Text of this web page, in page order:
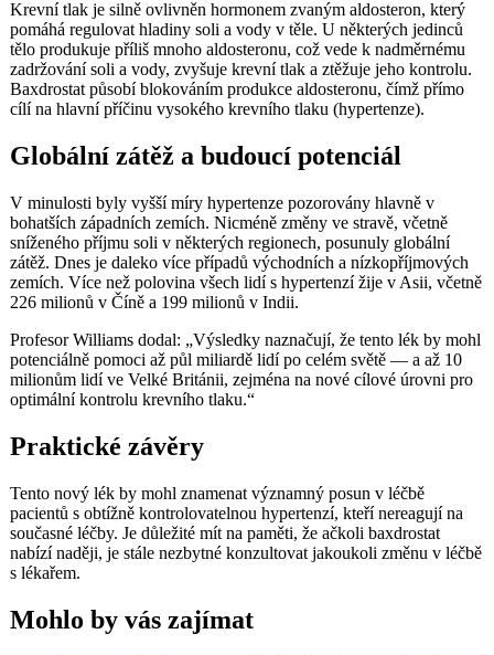
Krevní tlak je silně ovlivněn hormonem zvaným aldosteron, který
pomáhá regulovat hladiny soli a vody v těle. U některých jedinců
tělo produkuje příliš mnoho aldosteronu, což vede k nadměrnému
zadržování soli a vody, zvyšuje krevní tlak a ztěžuje jeho kontrolu.
Baxdrostat působí blokováním produkce aldosteronu, čímž přímo
cílí na hlavní příčinu vysokého krevního tlaku (hypertenze).
Globální zátěž a budoucí potenciál
V minulosti byly vyšší míry hypertenze pozorovány hlavně v
bohatších západních zemích. Nicméně změny ve stravě, včetně
sníženého příjmu soli v některých regionech, posunuly globální
zátěž. Dnes je daleko více případů východních a nízkopříjmových
zemích. Více než polovina všech lidí s hypertenzí žije v Asii, včetně
226 milionů v Číně a 199 milionů v Indii.
Profesor Williams dodal: „Výsledky naznačují, že tento lék by mohl
potenciálně pomoci až půl miliardě lidí po celém světě — a až 10
milionům lidí ve Velké Británii, zejména na nové cílové úrovni pro
optimální kontrolu krevního tlaku.“
Praktické závěry
Tento nový lék by mohl znamenat významný posun v léčbě
pacientů s obtížně kontrolovatelnou hypertenzí, kteří nereagují na
současné léčby. Je důležité mít na paměti, že ačkoli baxdrostat
nabízí naději, je stále nezbytné konzultovat jakoukoli změnu v léčbě
s lékařem.
Mohlo by vás zajímat